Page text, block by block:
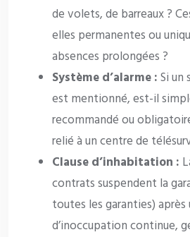
de volets, de barreaux ?
elles permanentes ou
absences prolongées ?
Système d’alarme :Si un
est mentionné, est-il
recommandé ou
relié à un centre de
Clause d’inhabitation :
contrats suspendent la
toutes les garanties)
d’inoccupation continue,